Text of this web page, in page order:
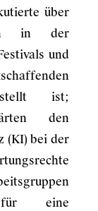
über
in der
und
ist;
den
(KI) bei der
für eine